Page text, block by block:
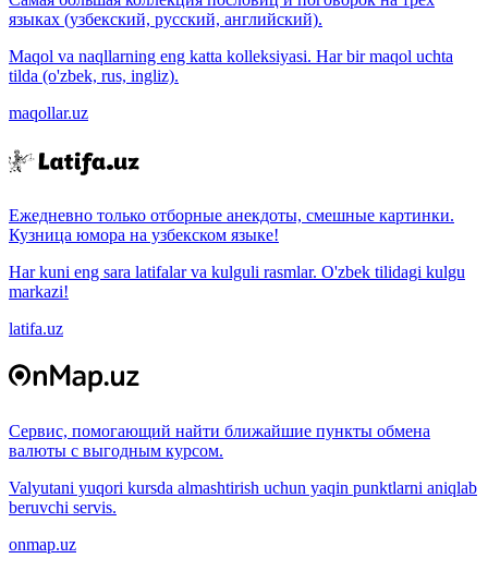
языках (узбекский, русский, английский).
Maqol va naqllarning eng katta kolleksiyasi. Har bir maqol uchta
tilda (o'zbek, rus, ingliz).
maqollar.uz
Ежедневно только отборные анекдоты, смешные картинки.
Кузница юмора на узбекском языке!
Har kuni eng sara latifalar va kulguli rasmlar. O'zbek tilidagi kulgu
markazi!
latifa.uz
Сервис, помогающий найти ближайшие пункты обмена
валюты с выгодным курсом.
Valyutani yuqori kursda almashtirish uchun yaqin punktlarni aniqlab
beruvchi servis.
onmap.uz